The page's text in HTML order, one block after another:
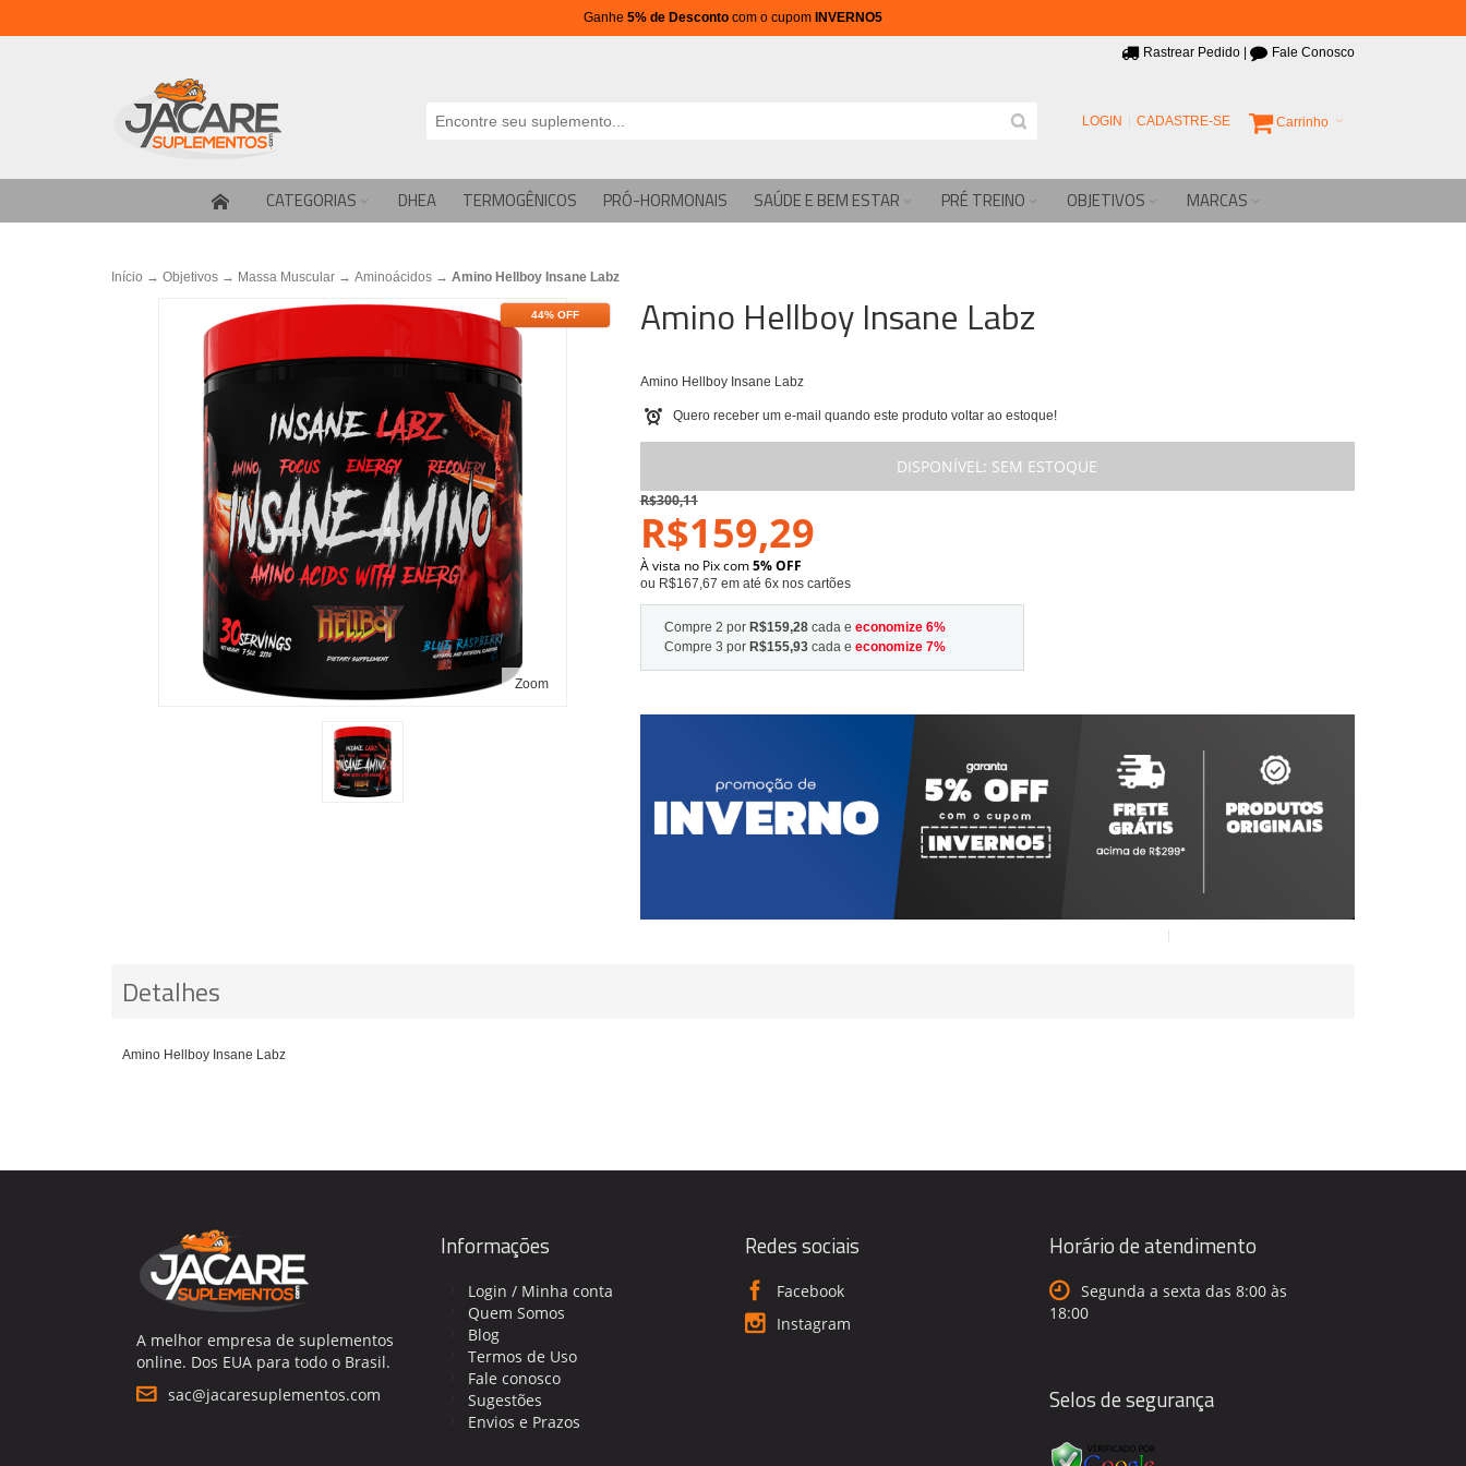
Ganhe 5% de Desconto com o cupom INVERNO5
Rastrear Pedido Fale Conosco
Carrinho
LOGIN CADASTRE-SE
CATEGORIAS DHEA TERMOGÊNICOS PRÓ-HORMONAIS SAÚDE E BEM ESTAR PRÉ TREINO OBJETIVOS MARCAS
Início → Objetivos → Massa Muscular → Aminoácidos → Amino Hellboy Insane Labz
Zoom
44% OFF Amino Hellboy Insane Labz
Amino Hellboy Insane Labz
Quero receber um e-mail quando este produto voltar ao estoque!
DISPONÍVEL: SEM ESTOQUE
R$300,11
R$159,29
À vista no Pix com5% OFF
ou R$167,67 em até 6x nos cartões
Compre 2 por R$159,28cada e economize 6%
Compre 3 por R$155,93cada e economize 7%
Detalhes
Amino Hellboy Insane Labz
A melhor empresa de suplementos
online. Dos EUA para todo o Brasil.
sac@jacaresuplementos.com
Informações
Login / Minha conta
Quem Somos
Blog
Termos de Uso
Fale conosco
Sugestões
Envios e Prazos
Redes sociais
Facebook
Instagram
Horário de atendimento
Segunda a sexta das 8:00 às
18:00
Selos de segurança